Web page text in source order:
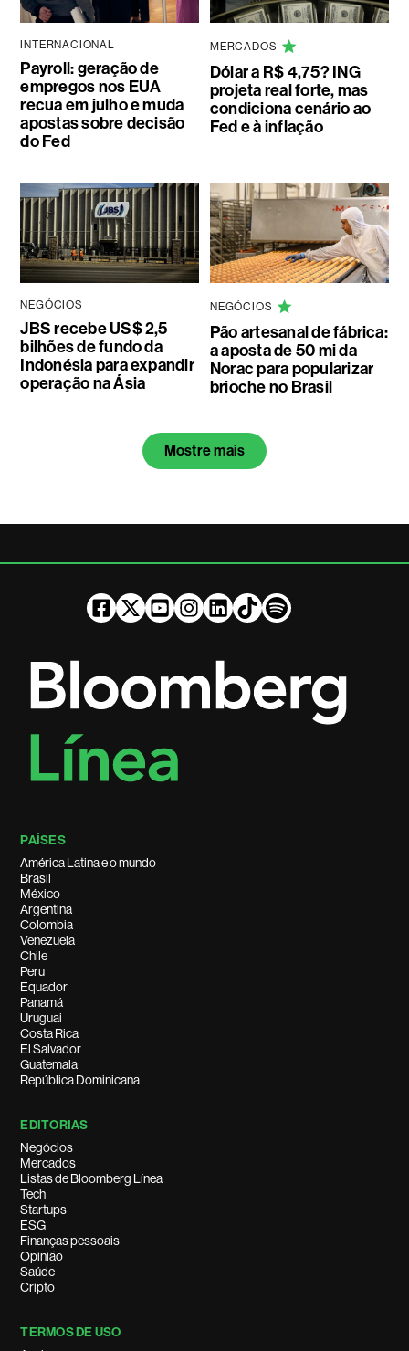
INTERNACIONAL
Payroll: geração de
empregos nos EUA
recua em julho e muda
apostas sobre decisão
do Fed
MERCADOS
Dólar a R$ 4,75? ING
projeta real forte, mas
condiciona cenário ao
Fed e à inflação
NEGÓCIOS
JBS recebe US$ 2,5
bilhões de fundo da
Indonésia para expandir
operação na Ásia
NEGÓCIOS
Pão artesanal de fábrica:
a aposta de 50 mi da
Norac para popularizar
brioche no Brasil
Mostre mais
PAÍSES
América Latina e o mundo
Brasil
México
Argentina
Colombia
Venezuela
Chile
Peru
Equador
Panamá
Uruguai
Costa Rica
El Salvador
Guatemala
República Dominicana
EDITORIAS
Negócios
Mercados
Listas de Bloomberg Línea
Tech
Startups
ESG
Finanças pessoais
Opinião
Saúde
Cripto
TERMOS DE USO